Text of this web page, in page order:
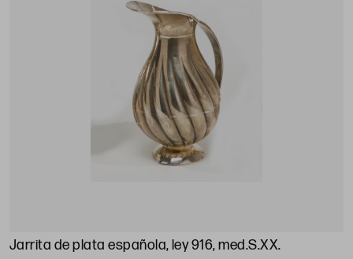
Jarrita de plata española, ley 916, med.S.XX.